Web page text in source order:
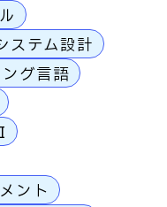
ステム設計
グ言語
ント